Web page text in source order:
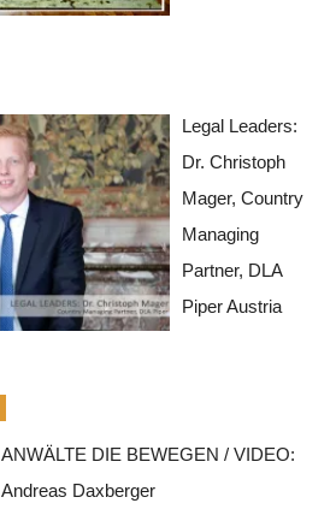
Legal Leaders:
Dr. Christoph
Mager, Country
Managing
Partner, DLA
Piper Austria
ANWÄLTE DIE BEWEGEN / VIDEO:
Andreas Daxberger